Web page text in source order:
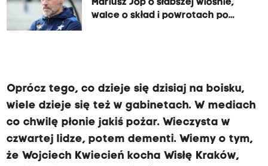
Mariusz Jop o słabszej wiośnie,
walce o skład i powrotach po
Oprócz tego, co dzieje się dzisiaj na boisku,
wiele dzieje się też w gabinetach. W mediach
co chwilę płonie jakiś pożar. Wieczysta w
czwartej lidze, potem dementi. Wiemy o tym,
że Wojciech Kwiecień kocha Wisłę Kraków,